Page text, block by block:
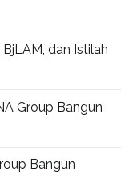
BjLAM, dan Istilah
Group Bangun
Bangun